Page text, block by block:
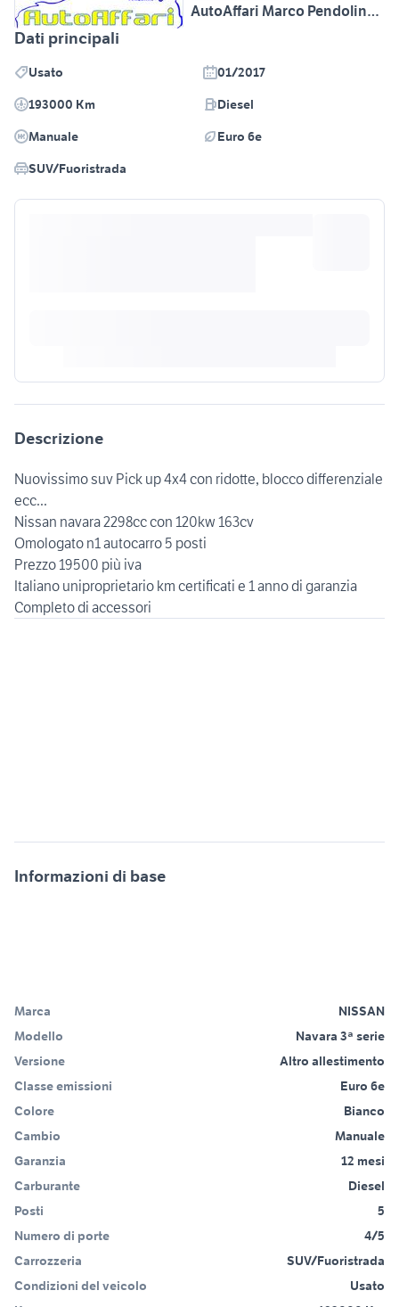
AutoAffari Marco Pendolino SS115 km233 Licata (AG)
Dati principali
Usato
01/2017
193000 Km
Diesel
Manuale
Euro 6e
SUV/Fuoristrada
Descrizione
Nuovissimo suv Pick up 4x4 con ridotte, blocco differenziale
ecc...
Nissan navara 2298cc con 120kw 163cv
Omologato n1 autocarro 5 posti
Prezzo 19500 più iva
Italiano uniproprietario km certificati e 1 anno di garanzia
Completo di accessori
Informazioni di base
Marca
NISSAN
Modello
Navara 3ª serie
Versione
Altro allestimento
Classe emissioni
Euro 6e
Colore
Bianco
Cambio
Manuale
Garanzia
12 mesi
Carburante
Diesel
Posti
5
Numero di porte
4/5
Carrozzeria
SUV/Fuoristrada
Condizioni del veicolo
Usato